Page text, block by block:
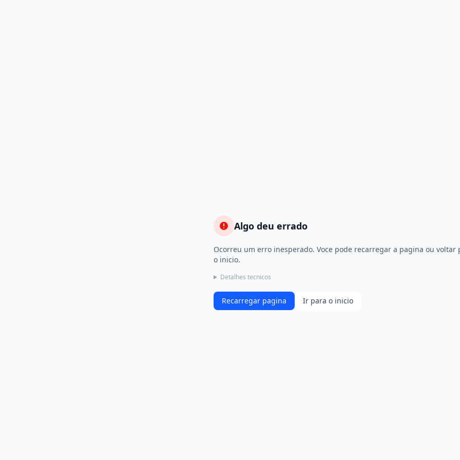
Algo deu errado
Ocorreu um erro inesperado. Voce pode recarregar a pagina ou voltar
o inicio.
Detalhes tecnicos
Recarregar pagina Ir para o inicio